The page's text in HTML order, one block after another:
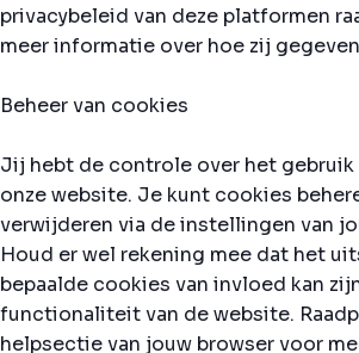
privacybeleid van deze platformen
meer informatie over hoe zij
Beheer van cookies
Jij hebt de controle over het gebruik
onze website. Je kunt cookies
verwijderen via de instellingen van
Houd er wel rekening mee dat het
bepaalde cookies van invloed kan
functionaliteit van de website.
helpsectie van jouw browser voor